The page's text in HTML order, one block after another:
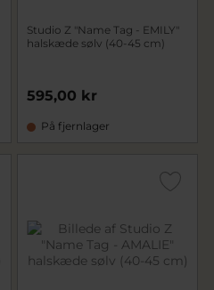
Studio Z "Name Tag - EMILY"
halskæde sølv (40-45 cm)
595,00 kr
På fjernlager